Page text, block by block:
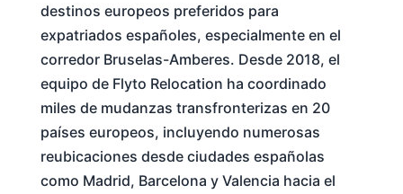
destinos europeos preferidos para
expatriados españoles, especialmente en el
corredor Bruselas-Amberes. Desde 2018, el
equipo de Flyto Relocation ha coordinado
miles de mudanzas transfronterizas en 20
países europeos, incluyendo numerosas
reubicaciones desde ciudades españolas
como Madrid, Barcelona y Valencia hacia el